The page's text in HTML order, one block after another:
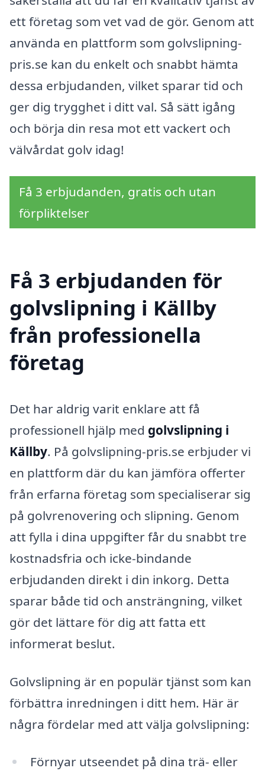
ett företag som vet vad de gör. Genom att
använda en plattform som golvslipning-
pris.se kan du enkelt och snabbt hämta
dessa erbjudanden, vilket sparar tid och
ger dig trygghet i ditt val. Så sätt igång
och börja din resa mot ett vackert och
välvårdat golv idag!
Få 3 erbjudanden, gratis och utan
förpliktelser
Få 3 erbjudanden för
golvslipning i Källby
från professionella
företag
Det har aldrig varit enklare att få
professionell hjälp med golvslipning i
Källby. På golvslipning-pris.se erbjuder vi
en plattform där du kan jämföra offerter
från erfarna företag som specialiserar sig
på golvrenovering och slipning. Genom
att fylla i dina uppgifter får du snabbt tre
kostnadsfria och icke-bindande
erbjudanden direkt i din inkorg. Detta
sparar både tid och ansträngning, vilket
gör det lättare för dig att fatta ett
informerat beslut.
Golvslipning är en populär tjänst som kan
förbättra inredningen i ditt hem. Här är
några fördelar med att välja golvslipning:
Förnyar utseendet på dina trä- eller